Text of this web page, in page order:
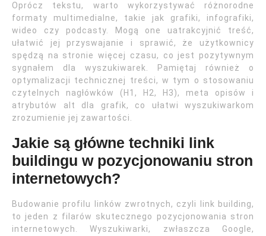
Oprócz tekstu, warto wykorzystywać różnorodne
formaty multimedialne, takie jak grafiki, infografiki,
wideo czy podcasty. Mogą one uatrakcyjnić treść,
ułatwić jej przyswajanie i sprawić, że użytkownicy
spędzą na stronie więcej czasu, co jest pozytywnym
sygnałem dla wyszukiwarek. Pamiętaj również o
optymalizacji technicznej treści, w tym o stosowaniu
czytelnych nagłówków (H1, H2, H3), meta opisów i
atrybutów alt dla grafik, co ułatwi wyszukiwarkom
zrozumienie jej zawartości.
Jakie są główne techniki link
buildingu w pozycjonowaniu stron
internetowych?
Budowanie profilu linków zwrotnych, czyli link building,
to jeden z filarów skutecznego pozycjonowania stron
internetowych. Wyszukiwarki, zwłaszcza Google,